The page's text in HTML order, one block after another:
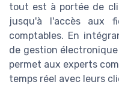
tout est à portée de
jusqu'à l'accès aux
comptables. En
de gestion
permet aux experts
temps réel avec leurs